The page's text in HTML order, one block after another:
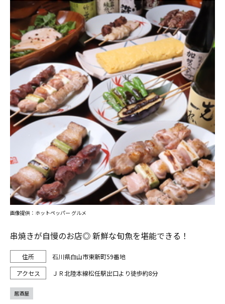
串焼きが自慢のお店◎ 新鮮な旬魚を堪能できる！
石川県白山市東新町59番地
ＪＲ北陸本線松任駅出口より徒歩約8分
画像提供：ホットペッパー グルメ
居酒屋